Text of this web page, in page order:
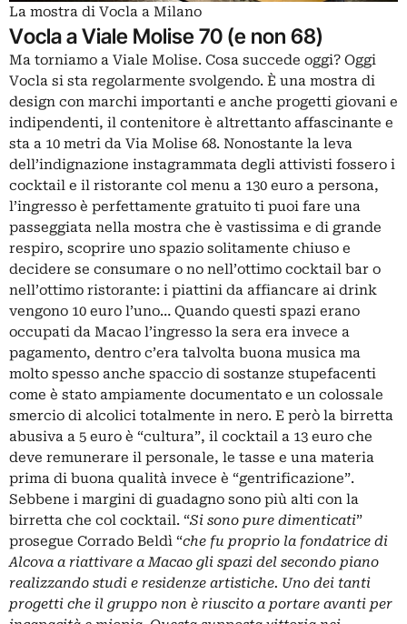
La mostra di Vocla a Milano
Vocla a Viale Molise 70 (e non 68)
Ma torniamo a Viale Molise. Cosa succede oggi? Oggi
Vocla si sta regolarmente svolgendo. È una mostra di
design con marchi importanti e anche progetti giovani e
indipendenti, il contenitore è altrettanto affascinante e
sta a 10 metri da Via Molise 68. Nonostante la leva
dell’indignazione instagrammata degli attivisti fossero i
cocktail e il ristorante col menu a 130 euro a persona,
l’ingresso è perfettamente gratuito ti puoi fare una
passeggiata nella mostra che è vastissima e di grande
respiro, scoprire uno spazio solitamente chiuso e
decidere se consumare o no nell’ottimo cocktail bar o
nell’ottimo ristorante: i piattini da affiancare ai drink
vengono 10 euro l’uno… Quando questi spazi erano
occupati da Macao l’ingresso la sera era invece a
pagamento, dentro c’era talvolta buona musica ma
molto spesso anche spaccio di sostanze stupefacenti
come è stato ampiamente documentato e un colossale
smercio di alcolici totalmente in nero. E però la birretta
abusiva a 5 euro è “cultura”, il cocktail a 13 euro che
deve remunerare il personale, le tasse e una materia
prima di buona qualità invece è “gentrificazione”.
Sebbene i margini di guadagno sono più alti con la
birretta che col cocktail. “Si sono pure dimenticati”
prosegue Corrado Beldì “che fu proprio la fondatrice di
Alcova a riattivare a Macao gli spazi del secondo piano
realizzando studi e residenze artistiche. Uno dei tanti
progetti che il gruppo non è riuscito a portare avanti per